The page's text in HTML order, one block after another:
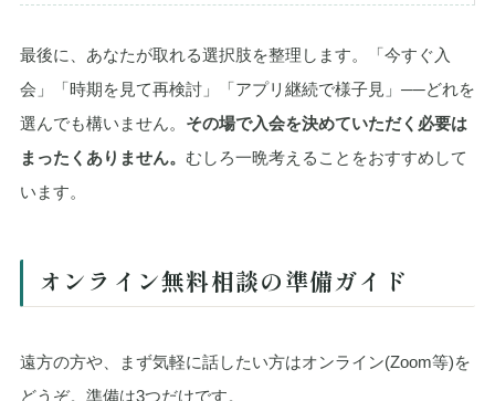
最後に、あなたが取れる選択肢を整理します。「今すぐ入
会」「時期を見て再検討」「アプリ継続で様子見」──どれを
選んでも構いません。 その場で入会を決めていただく必要は
まったくありません。 むしろ一晩考えることをおすすめして
います。
オンライン無料相談の準備ガイド
遠方の方や、まず気軽に話したい方はオンライン(Zoom等)を
どうぞ。準備は3つだけです。